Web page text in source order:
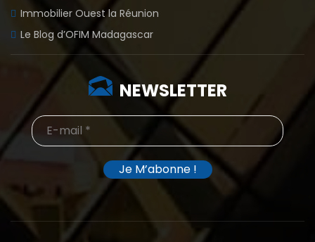
Immobilier Ouest la Réunion
Le Blog d’OFIM Madagascar
NEWSLETTER